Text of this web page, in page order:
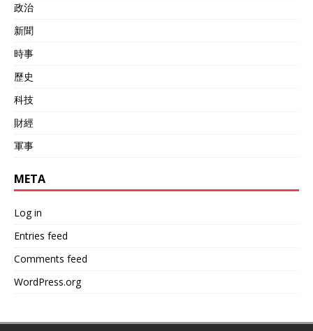
政治
新聞
時事
歷史
科技
財經
軍事
META
Log in
Entries feed
Comments feed
WordPress.org